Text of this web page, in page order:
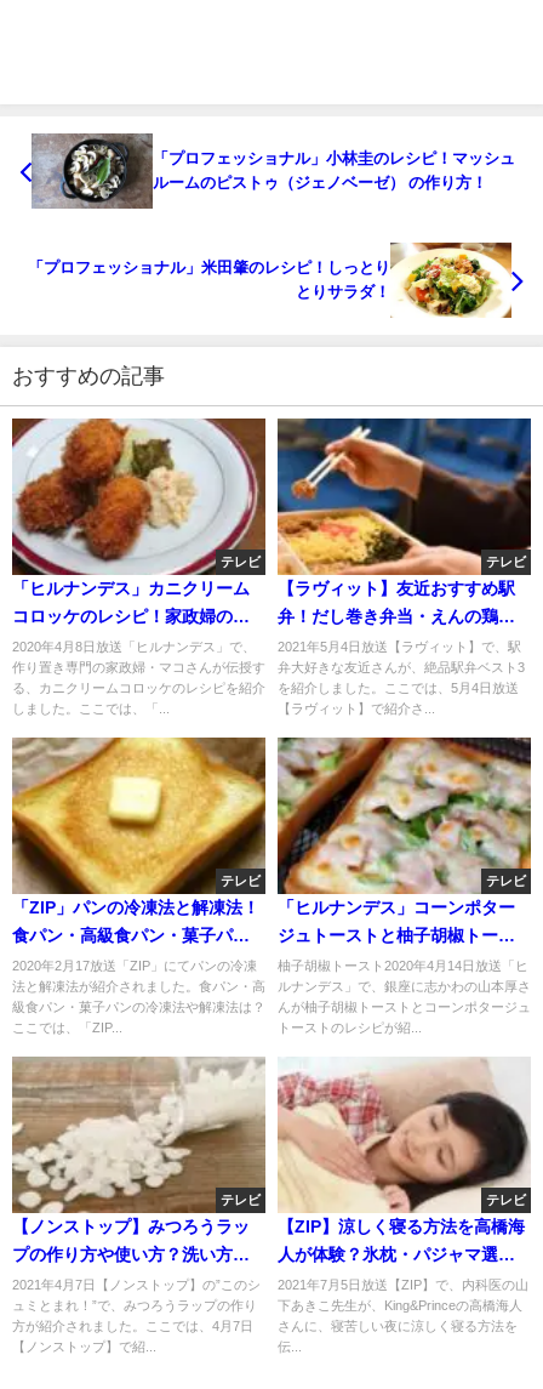
「プロフェッショナル」小林圭のレシピ！マッシュ
ルームのピストゥ（ジェノベーゼ） の作り方！
「プロフェッショナル」米田肇のレシピ！しっとり
とりサラダ！
おすすめの記事
テレビ
「ヒルナンデス」カニクリーム
コロッケのレシピ！家政婦のマ
コさん伝授！
2020年4月8日放送「ヒルナンデス」で、
作り置き専門の家政婦・マコさんが伝授す
る、カニクリームコロッケのレシピを紹介
しました。ここでは、「...
テレビ
【ラヴィット】友近おすすめ駅
弁！だし巻き弁当・えんの鶏飯
風だし茶漬け・若鶏むすび？5月
4日
2021年5月4日放送【ラヴィット】で、駅
弁大好きな友近さんが、絶品駅弁ベスト3
を紹介しました。ここでは、5月4日放送
【ラヴィット】で紹介さ...
テレビ
「ZIP」パンの冷凍法と解凍法！
食パン・高級食パン・菓子パン
は？
2020年2月17放送「ZIP」にてパンの冷凍
法と解凍法が紹介されました。食パン・高
級食パン・菓子パンの冷凍法や解凍法は？
ここでは、「ZIP...
テレビ
「ヒルナンデス」コーンポター
ジュトーストと柚子胡椒トース
トのレシピ！銀座に志かわの山
本厚！
柚子胡椒トースト2020年4月14日放送「ヒ
ルナンデス」で、銀座に志かわの山本厚さ
んが柚子胡椒トーストとコーンポタージュ
トーストのレシピが紹...
テレビ
【ノンストップ】みつろうラッ
プの作り方や使い方？洗い方
は？4月7日
2021年4月7日【ノンストップ】の”このシ
ュミとまれ！”で、みつろうラップの作り
方が紹介されました。ここでは、4月7日
【ノンストップ】で紹...
テレビ
【ZIP】涼しく寝る方法を高橋海
人が体験？氷枕・パジャマ選
び・ハッカ油・入浴法？7月5日
2021年7月5日放送【ZIP】で、内科医の山
下あきこ先生が、King&Princeの高橋海人
さんに、寝苦しい夜に涼しく寝る方法を
伝...